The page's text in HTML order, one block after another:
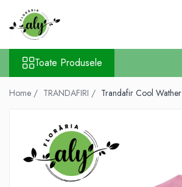
Toate Produsele
DE SEZON
COLECȚIA DE PAȘTI
COLECȚIA DE VARĂ
CRĂCIUN ȘI ANUL NOU
VALANTINE'S DAY 14 FEBRUARIE
Toate Produsele
Home / TRANDAFIRI / Trandafir Cool Wather